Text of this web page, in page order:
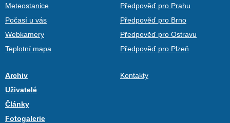
Meteostanice
Počasí u vás
Webkamery
Teplotní mapa
Předpověď pro Prahu
Předpověď pro Brno
Předpověď pro Ostravu
Předpověď pro Plzeň
Archiv
Uživatelé
Články
Fotogalerie
Kontakty